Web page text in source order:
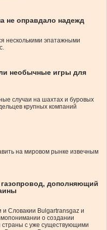
не оправдало надежд
несколькими эпатажными
необычные игры для
случаи на шахтах и буровых
крупных компаний
на мировом рынке извечным
дополняющий
и Словакии Bulgartransgaz и
о создании
страны с уже существующими